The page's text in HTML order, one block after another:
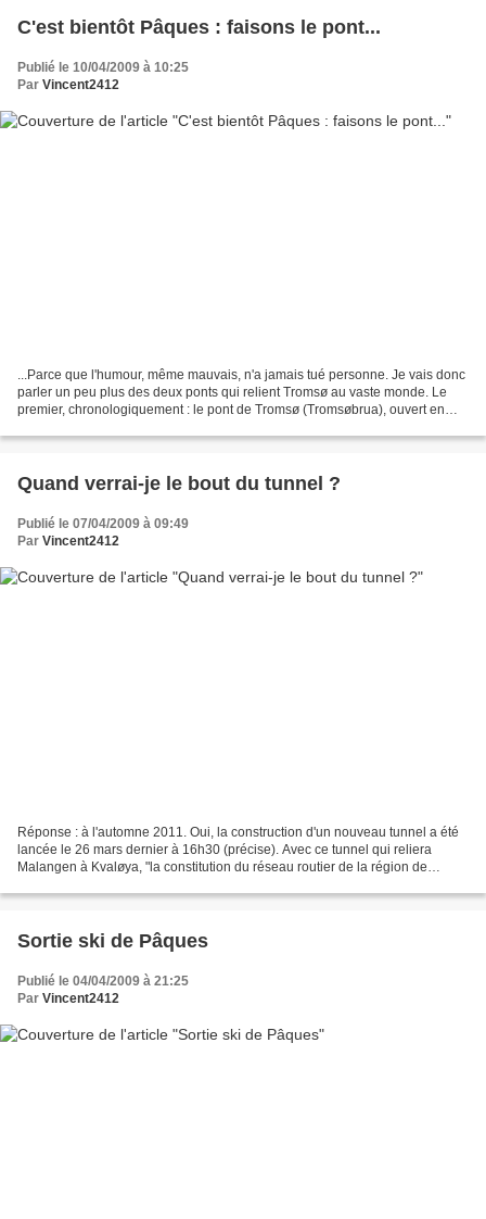
C'est bientôt Pâques : faisons le pont...
Publié le 10/04/2009 à 10:25
Par Vincent2412
...Parce que l'humour, même mauvais, n'a jamais tué personne. Je vais donc
parler un peu plus des deux ponts qui relient Tromsø au vaste monde. Le
premier, chronologiquement : le pont de Tromsø (Tromsøbrua), ouvert en
Quand verrai-je le bout du tunnel ?
Publié le 07/04/2009 à 09:49
Par Vincent2412
Réponse : à l'automne 2011. Oui, la construction d'un nouveau tunnel a été
lancée le 26 mars dernier à 16h30 (précise). Avec ce tunnel qui reliera
Malangen à Kvaløya, "la constitution du réseau routier de la région de
Sortie ski de Pâques
Publié le 04/04/2009 à 21:25
Par Vincent2412